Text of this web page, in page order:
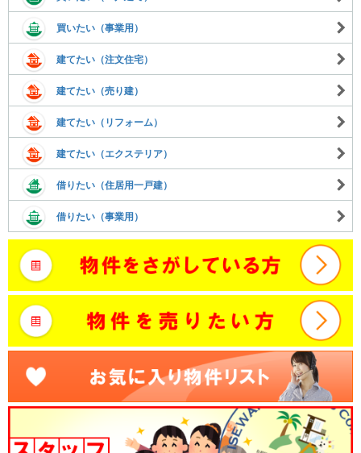
買いたい（事業用）
建てたい（注文住宅）
建てたい（売り建）
建てたい（リフォーム）
建てたい（エクステリア）
借りたい（住居用一戸建）
借りたい（事業用）